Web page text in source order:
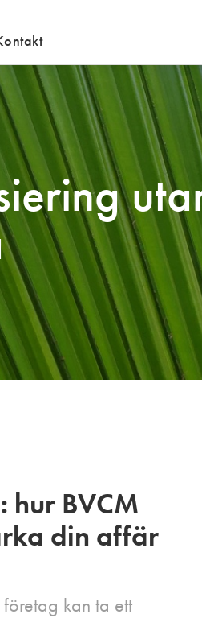
BVCM
din affär
kan ta ett